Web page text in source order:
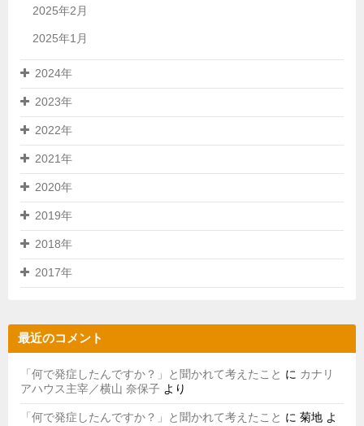
2025年2月
2025年1月
2024年
2023年
2022年
2021年
2020年
2019年
2018年
2017年
最近のコメント
「何で発症したんですか？」と聞かれて考えたこと に カナリ
アハウス主宰／横山 奈保子 より
「何で発症したんですか？」と聞かれて考えたこと に 菊地 よ